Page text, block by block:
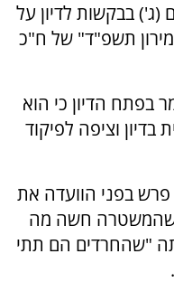
(ג') בבקשות לדיון על
תשפ"ד" של ח"כ
בפתח הדיון כי הוא
וציפה לפיקוד
פרש בפני הוועדה את
שהמשטרה חשה מה
"שהחרדים הם תתי